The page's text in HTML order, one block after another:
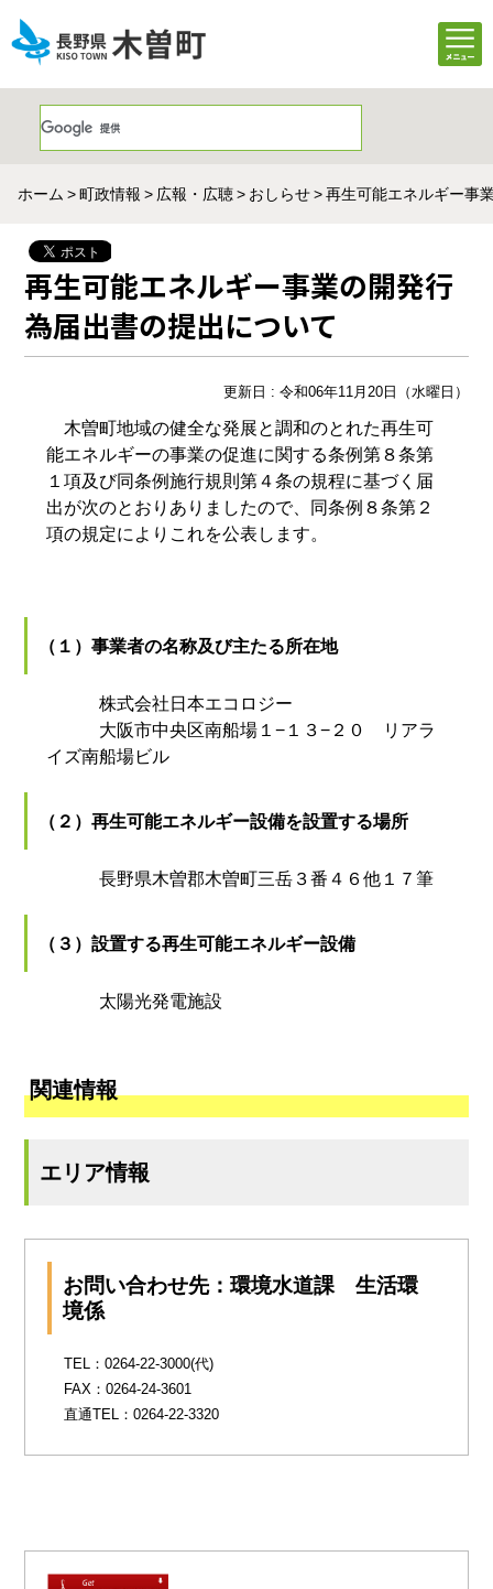
ホーム 町政情報 広報・広聴 おしらせ 再生可能エネルギー事
再生可能エネルギー事業の開発行
為届出書の提出について
更新日 : 令和06年11月20日（水曜日）
木曽町地域の健全な発展と調和のとれた再生可
能エネルギーの事業の促進に関する条例第８条第
１項及び同条例施行規則第４条の規程に基づく届
出が次のとおりありましたので、同条例８条第２
項の規定によりこれを公表します。
（１）事業者の名称及び主たる所在地
株式会社日本エコロジー
大阪市中央区南船場１−１３−２０ リアラ
イズ南船場ビル
（２）再生可能エネルギー設備を設置する場所
長野県木曽郡木曽町三岳３番４６他１７筆
（３）設置する再生可能エネルギー設備
太陽光発電施設
関連情報
エリア情報
お問い合わせ先：環境水道課 生活環
境係
TEL：0264-22-3000(代)
FAX：0264-24-3601
直通TEL：0264-22-3320